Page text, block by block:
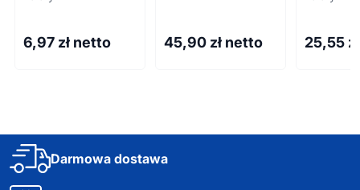
6,97 zł netto 45,90 zł netto 25,55
Darmowa dostawa